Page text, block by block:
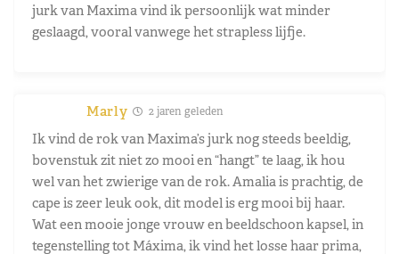
jurk van Maxima vind ik persoonlijk wat minder
geslaagd, vooral vanwege het strapless lijfje.
Marly 2 jaren geleden
Ik vind de rok van Maxima’s jurk nog steeds beeldig,
bovenstuk zit niet zo mooi en “hangt” te laag, ik hou
wel van het zwierige van de rok. Amalia is prachtig, de
cape is zeer leuk ook, dit model is erg mooi bij haar.
Wat een mooie jonge vrouw en beeldschoon kapsel, in
tegenstelling tot Máxima, ik vind het losse haar prima,